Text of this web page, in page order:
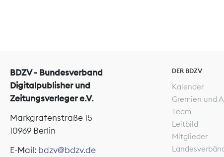
BDZV - Bundesverband
Digitalpublisher und
Zeitungsverleger e.V.
Markgrafenstraße 15
10969 Berlin
E-Mail: bdzv@bdzv.de
DER BDZV
Kalender
Gremien und
Team
Leitbild
Mitglieder